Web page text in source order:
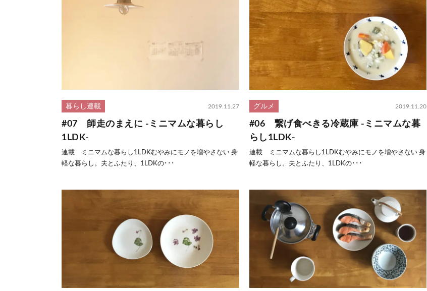
暮らし連載 2019.11.27
#07 師走のまえに -ミニマムな暮らし
1LDK-
連載 ミニマムな暮らし1LDKむやみにモノを増やさない 身
軽な暮らし。夫とふたり、1LDKの･･･
グルメ 2019.11.20
#06 繋げ食べきる冷蔵庫 -ミニマムな暮
らし1LDK-
連載 ミニマムな暮らし1LDKむやみにモノを増やさない 身
軽な暮らし。夫とふたり、1LDKの･･･